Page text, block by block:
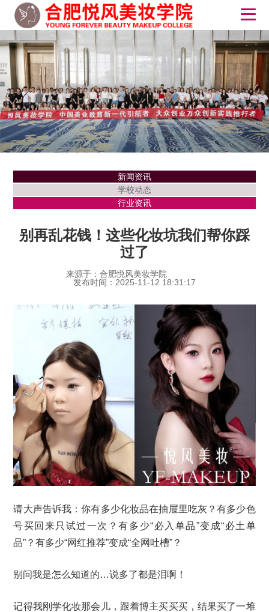
新闻资讯
学校动态
行业资讯
别再乱花钱！这些化妆坑我们帮你踩
过了
来源于：合肥悦风美妆学院
发布时间：2025-11-12 18:31:17
请大声告诉我：你有多少化妆品在抽屉里吃灰？有多少色
号买回来只试过一次？有多少“必入单品”变成“必土单
品”？有多少“网红推荐”变成“全网吐槽”？
别问我是怎么知道的…说多了都是泪啊！
记得我刚学化妆那会儿，跟着博主买买买，结果买了一堆